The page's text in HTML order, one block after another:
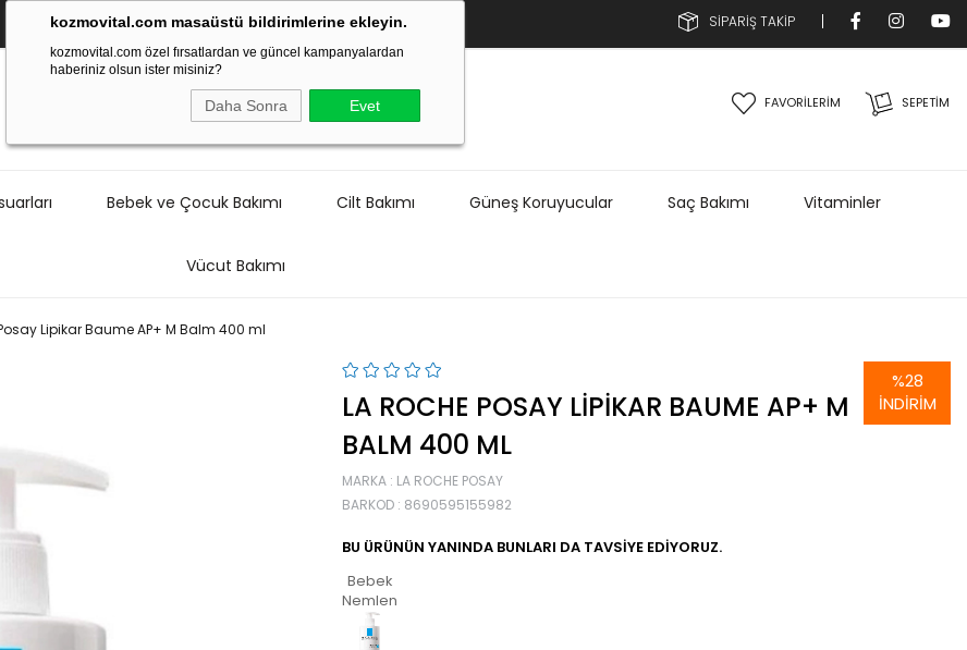
kozmovital.com masaüstü bildirimlerine ekleyin.
kozmovital.com özel fırsatlardan ve güncel kampanyalardan
haberiniz olsun ister misiniz?
Daha Sonra Evet
SİPARİŞ TAKİP
SEPETIM
FAVORİLERİM
Bebek ve Çocuk Bakımı Cilt Bakımı Güneş Koruyucular Saç Bakımı Vitaminler
Vücut Bakımı
Lipikar Baume AP+ M Balm 400 ml
LA ROCHE POSAY LIPIKAR BAUME AP+ M
BALM 400 ML
MARKA : LA ROCHE POSAY
BARKOD : 8690595155982
BU ÜRÜNÜN YANINDA BUNLARI DA TAVSIYE EDIYORUZ.
Bebek
Nemlendiricileri
%28
İNDIRIM